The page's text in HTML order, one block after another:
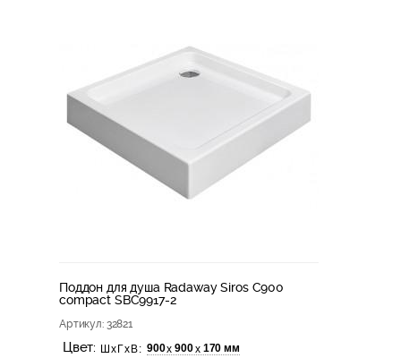
Поддон для душа Radaway Siros С900
compact SBC9917-2
Артикул: 32821
Цвет: ШхГхВ: 900х 900х 170 мм